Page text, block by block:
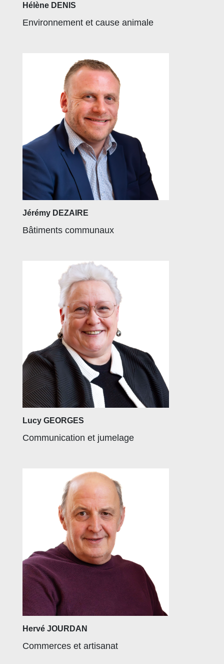
Hélène DENIS
Environnement et cause animale
Jérémy DEZAIRE
Bâtiments communaux
Lucy GEORGES
Communication et jumelage
Hervé JOURDAN
Commerces et artisanat